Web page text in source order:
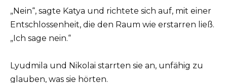
„Nein“, sagte Katya und richtete sich auf, mit einer
Entschlossenheit, die den Raum wie erstarren ließ.
„Ich sage nein.“
Lyudmila und Nikolai starrten sie an, unfähig zu
glauben, was sie hörten.